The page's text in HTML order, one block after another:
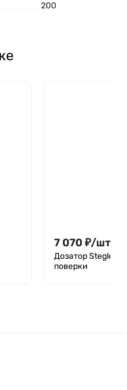
200
7 070 ₽/шт.
Дозатор Stegler
поверки